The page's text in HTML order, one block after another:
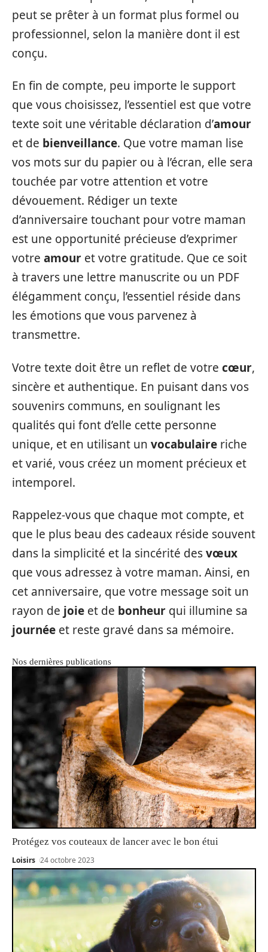
peut se prêter à un format plus formel ou
professionnel, selon la manière dont il est
conçu.
En fin de compte, peu importe le support
que vous choisissez, l’essentiel est que votre
texte soit une véritable déclaration d’amour
et de bienveillance. Que votre maman lise
vos mots sur du papier ou à l’écran, elle sera
touchée par votre attention et votre
dévouement. Rédiger un texte
d’anniversaire touchant pour votre maman
est une opportunité précieuse d’exprimer
votre amour et votre gratitude. Que ce soit
à travers une lettre manuscrite ou un PDF
élégamment conçu, l’essentiel réside dans
les émotions que vous parvenez à
transmettre.
Votre texte doit être un reflet de votre cœur,
sincère et authentique. En puisant dans vos
souvenirs communs, en soulignant les
qualités qui font d’elle cette personne
unique, et en utilisant un vocabulaire riche
et varié, vous créez un moment précieux et
intemporel.
Rappelez-vous que chaque mot compte, et
que le plus beau des cadeaux réside souvent
dans la simplicité et la sincérité desvœux
que vous adressez à votre maman. Ainsi, en
cet anniversaire, que votre message soit un
rayon de joie et de bonheur qui illumine sa
journée et reste gravé dans sa mémoire.
Nos dernières publications
Protégez vos couteaux de lancer avec le bon étui
Loisirs 24 octobre 2023